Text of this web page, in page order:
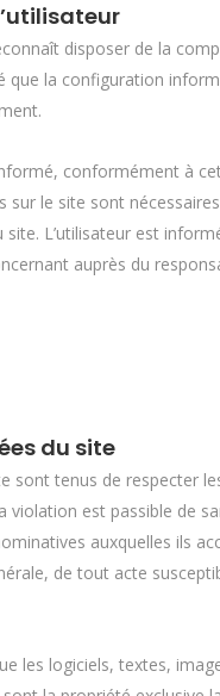
disposer de la
que la configuration
conformément à
sur le site sont
L’utilisateur est
auprès du
du site
sont tenus de respecter
violation est passible de
auxquelles ils
de tout acte
les logiciels, textes,